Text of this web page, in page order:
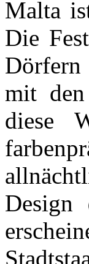
Malta
Die
Dörfern
mit
diese
Design